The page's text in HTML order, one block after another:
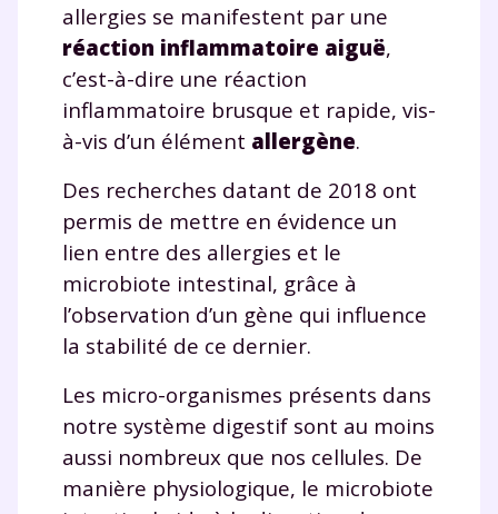
allergies se manifestent par une
réaction inflammatoire aiguë,
c’est-à-dire une réaction
inflammatoire brusque et rapide, vis-
à-vis d’un élément allergène.
Des recherches datant de 2018 ont
permis de mettre en évidence un
lien entre des allergies et le
microbiote intestinal, grâce à
l’observation d’un gène qui influence
la stabilité de ce dernier.
Les micro-organismes présents dans
notre système digestif sont au moins
aussi nombreux que nos cellules. De
manière physiologique, le microbiote